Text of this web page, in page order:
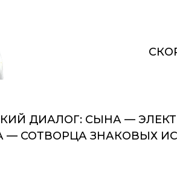
ДИАЛОГ: СЫНА —
— СОТВОРЦА ЗНАКОВЫХ